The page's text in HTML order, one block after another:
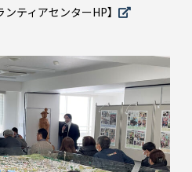
ティアセンターHP】